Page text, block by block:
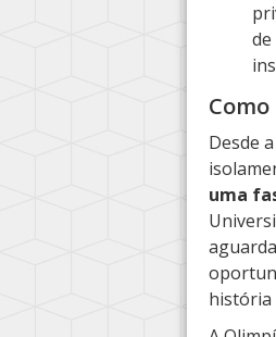
Desde
uma
história